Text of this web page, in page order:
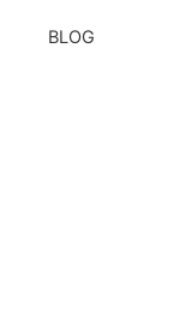
BLOG